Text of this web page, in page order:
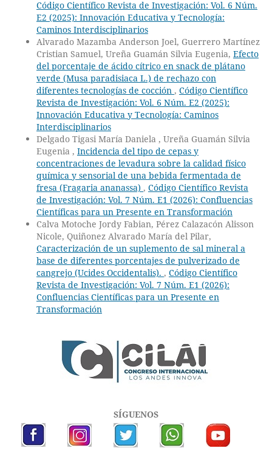
Código Científico Revista de Investigación: Vol. 6 Núm.
E2 (2025): Innovación Educativa y Tecnología:
Caminos Interdisciplinarios
Alvarado Mazamba Anderson Joel, Guerrero Martínez
Cristian Samuel, Ureña Guamán Silvia Eugenia, Efecto
del porcentaje de ácido cítrico en snack de plátano
verde (Musa paradisiaca L.) de rechazo con
diferentes tecnologías de cocción , Código Científico
Revista de Investigación: Vol. 6 Núm. E2 (2025):
Innovación Educativa y Tecnología: Caminos
Interdisciplinarios
Delgado Tigasi María Daniela , Ureña Guamán Silvia
Eugenia , Incidencia del tipo de cepas y
concentraciones de levadura sobre la calidad físico
química y sensorial de una bebida fermentada de
fresa (Fragaria ananassa) , Código Científico Revista
de Investigación: Vol. 7 Núm. E1 (2026): Confluencias
Científicas para un Presente en Transformación
Calva Motoche Jordy Fabian, Pérez Calazacón Alisson
Nicole, Quiñonez Alvarado María del Pilar,
Caracterización de un suplemento de sal mineral a
base de diferentes porcentajes de pulverizado de
cangrejo (Ucides Occidentalis). , Código Científico
Revista de Investigación: Vol. 7 Núm. E1 (2026):
Confluencias Científicas para un Presente en
Transformación
SÍGUENOS